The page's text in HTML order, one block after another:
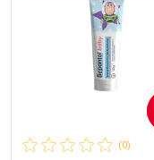
(0)
COMPRAR